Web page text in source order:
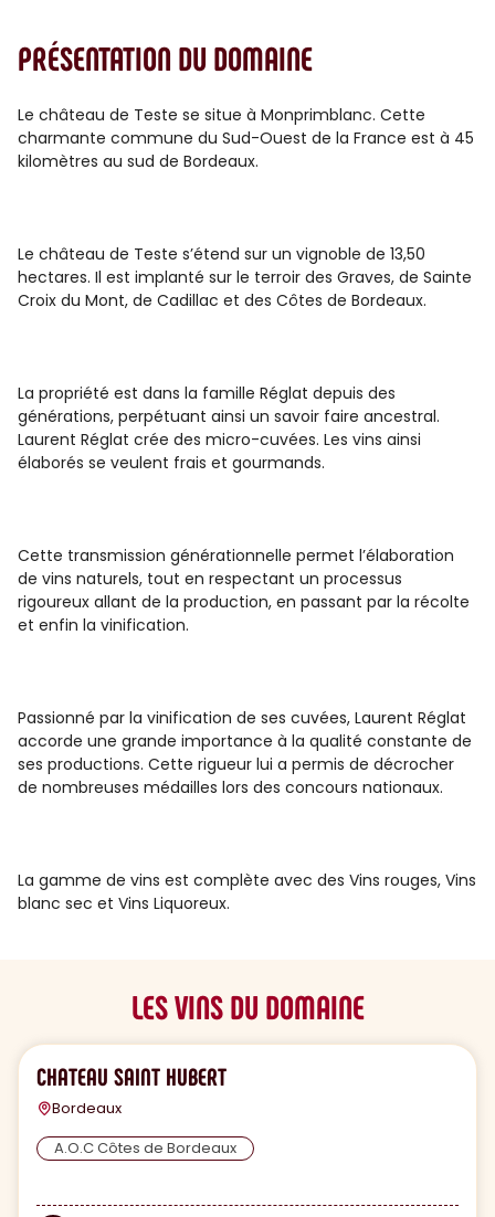
PRÉSENTATION DU DOMAINE
Le château de Teste se situe à Monprimblanc. Cette
charmante commune du Sud-Ouest de la France est à 45
kilomètres au sud de Bordeaux.
Le château de Teste s’étend sur un vignoble de 13,50
hectares. Il est implanté sur le terroir des Graves, de Sainte
Croix du Mont, de Cadillac et des Côtes de Bordeaux.
La propriété est dans la famille Réglat depuis des
générations, perpétuant ainsi un savoir faire ancestral.
Laurent Réglat crée des micro-cuvées. Les vins ainsi
élaborés se veulent frais et gourmands.
Cette transmission générationnelle permet l’élaboration
de vins naturels, tout en respectant un processus
rigoureux allant de la production, en passant par la récolte
et enfin la vinification.
Passionné par la vinification de ses cuvées, Laurent Réglat
accorde une grande importance à la qualité constante de
ses productions. Cette rigueur lui a permis de décrocher
de nombreuses médailles lors des concours nationaux.
La gamme de vins est complète avec des Vins rouges, Vins
blanc sec et Vins Liquoreux.
LES VINS DU DOMAINE
CHATEAU SAINT HUBERT
Bordeaux
A.O.C Côtes de Bordeaux